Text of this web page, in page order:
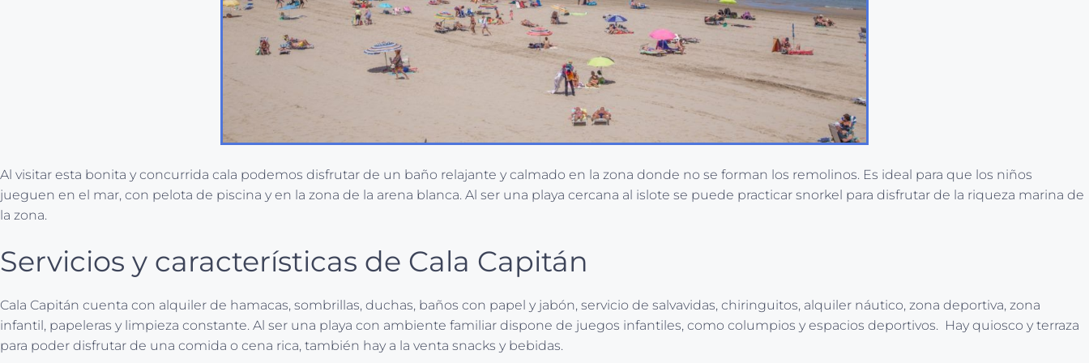
Al visitar esta bonita y concurrida cala podemos disfrutar de un baño relajante y calmado en la zona donde no se forman los remolinos. Es ideal para que los niños
jueguen en el mar, con pelota de piscina y en la zona de la arena blanca. Al ser una playa cercana al islote se puede practicar snorkel para disfrutar de la riqueza marina de
la zona.
Servicios y características de Cala Capitán
Cala Capitán cuenta con alquiler de hamacas, sombrillas, duchas, baños con papel y jabón, servicio de salvavidas, chiringuitos, alquiler náutico, zona deportiva, zona
infantil, papeleras y limpieza constante. Al ser una playa con ambiente familiar dispone de juegos infantiles, como columpios y espacios deportivos. Hay quiosco y terraza
para poder disfrutar de una comida o cena rica, también hay a la venta snacks y bebidas.